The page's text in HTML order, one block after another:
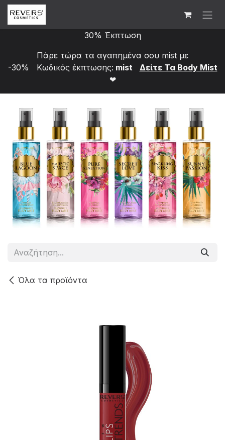
Skip to Content
30% Έκπτωση
Πάρε τώρα τα αγαπημένα σου mist με
-30% Κωδικός έκπτωσης: mist
Δείτε Τα Bod​y Mist
❤
Όλα τα προϊόντα